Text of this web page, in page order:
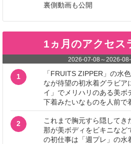
裏側動画も公開
1ヵ月のアクセス
2026-07-08 ～2026-
1
「FRUITS ZIPPER」の水
なが待望の初水着グラビア
イ」でメリハリのある美ボ
下着みたいなものを人前で
2
これまで胸元すら隠して
那が美ボディをビキニなど
の初仕事は「週プレ」の水